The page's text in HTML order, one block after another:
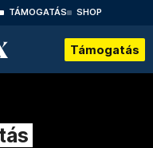
TÁMOGATÁS SHOP
Támogatás